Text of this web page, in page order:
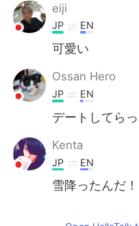
eiji
JP EN
可愛い
Ossan Hero
JP EN
デートしてら
Kenta
JP EN
雪降ったんだ